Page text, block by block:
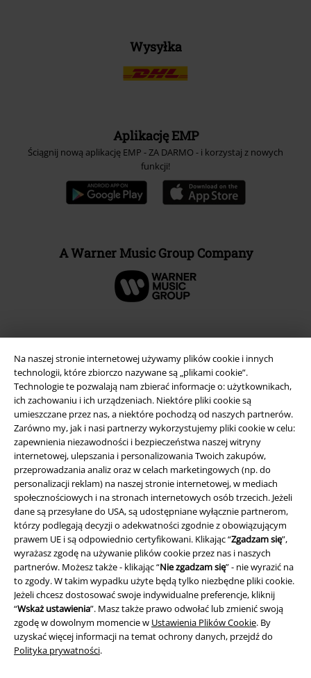
Na naszej stronie internetowej używamy plików cookie i innych
technologii, które zbiorczo nazywane są „plikami cookie”.
Technologie te pozwalają nam zbierać informacje o: użytkownikach,
ich zachowaniu i ich urządzeniach. Niektóre pliki cookie są
umieszczane przez nas, a niektóre pochodzą od naszych partnerów.
Zarówno my, jak i nasi partnerzy wykorzystujemy pliki cookie w celu:
zapewnienia niezawodności i bezpieczeństwa naszej witryny
internetowej, ulepszania i personalizowania Twoich zakupów,
przeprowadzania analiz oraz w celach marketingowych (np. do
personalizacji reklam) na naszej stronie internetowej, w mediach
społecznościowych i na stronach internetowych osób trzecich. Jeżeli
dane są przesyłane do USA, są udostępniane wyłącznie partnerom,
którzy podlegają decyzji o adekwatności zgodnie z obowiązującym
prawem UE i są odpowiednio certyfikowani. Klikając “Zgadzam się”,
wyrażasz zgodę na używanie plików cookie przez nas i naszych
partnerów. Możesz także - klikając “Nie zgadzam się” - nie wyrazić na
to zgody. W takim wypadku użyte będą tylko niezbędne pliki cookie.
Jeżeli chcesz dostosować swoje indywidualne preferencje, kliknij
“Wskaż ustawienia”. Masz także prawo odwołać lub zmienić swoją
zgodę w dowolnym momencie w Ustawienia Plików Cookie. By
uzyskać więcej informacji na temat ochrony danych, przejdź do
Polityka prywatności.
Wysyłka
Aplikację EMP
Ściągnij nową aplikację EMP - ZA DARMO - i korzystaj z nowych
funkcji!
A Warner Music Group Company
Informacje prawne
Regulamin
Dane firmy
Polityka prywatności
Unieszkodliwianie odpadów i ochrona środowiska
Deklaracja Zgodności
Informacje dotyczące dostępności